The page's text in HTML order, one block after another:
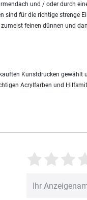
und / oder durch
sind für die richtige strenge
feinen dünnen und
Kunstdrucken gewählt
Acrylfarben und